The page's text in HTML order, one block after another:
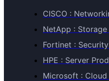
CISCO :
NetApp :
Fortinet :
HPE : Server
Microsoft : Cloud